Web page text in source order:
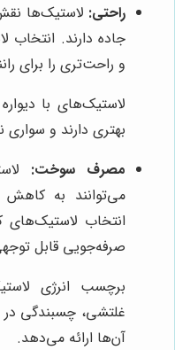
راحتی: لاستیک‌ها
جاده دارند. انتخاب
و راحت‌تری را برای
لاستیک‌های با
بهتری دارند و سواری
مصرف سوخت:
می‌توانند به
انتخاب
صرفه‌جویی قابل
برچسب انرژی
غلتشی، چسبندگی
آن‌ها ارائه می‌دهد.